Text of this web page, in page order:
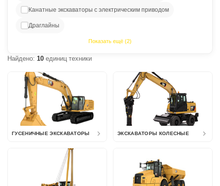
Канатные экскаваторы с электрическим приводом
Драглайны
Показать ещё (2)
Найдено: 10 единиц техники
ГУСЕНИЧНЫЕ ЭКСКАВАТОРЫ ЭКСКАВАТОРЫ КОЛЕСНЫЕ